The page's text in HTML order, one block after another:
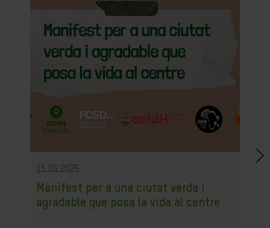
15.05.2025
Manifest per a una ciutat verda i
agradable que posa la vida al centre